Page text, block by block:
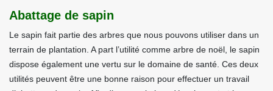
Abattage de sapin
Le sapin fait partie des arbres que nous pouvons utiliser dans un
terrain de plantation. A part l’utilité comme arbre de noël, le sapin
dispose également une vertu sur le domaine de santé. Ces deux
utilités peuvent être une bonne raison pour effectuer un travail